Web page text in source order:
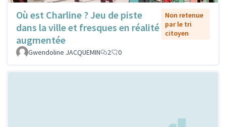
Où est Charline ? Jeu de piste
dans la ville et fresques en réalité
augmentée
Non retenue
par le tri
citoyen
Gwendoline JACQUEMIN 2 0